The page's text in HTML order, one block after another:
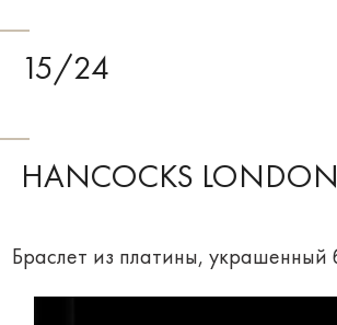
15/24
HANCOCKS LONDON
Браслет из платины, украшенный